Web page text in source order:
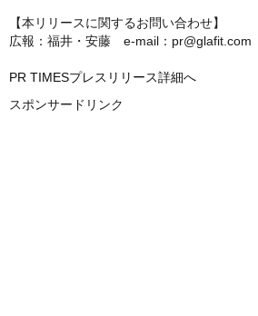
【本リリースに関するお問い合わせ】
広報：福井・安藤 e-mail：pr@glafit.com
PR TIMESプレスリリース詳細へ
スポンサードリンク